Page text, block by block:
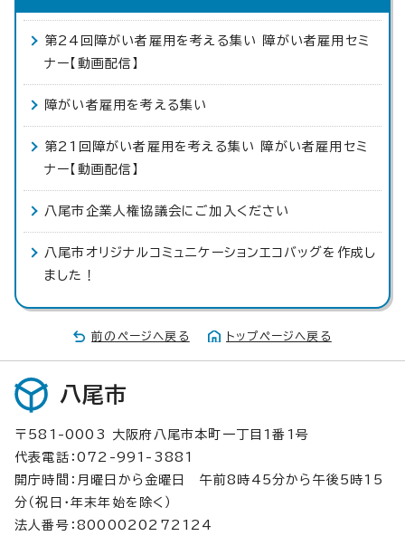
第24回障がい者雇用を考える集い 障がい者雇用セミ
ナー【動画配信】
障がい者雇用を考える集い
第21回障がい者雇用を考える集い 障がい者雇用セミ
ナー【動画配信】
八尾市企業人権協議会にご加入ください
八尾市オリジナルコミュニケーションエコバッグを作成し
ました！
前のページへ戻る トップページへ戻る
八尾市
〒581-0003 大阪府八尾市本町一丁目1番1号
代表電話：072-991-3881
開庁時間：月曜日から金曜日 午前8時45分から午後5時15
分（祝日・年末年始を除く）
法人番号：8000020272124